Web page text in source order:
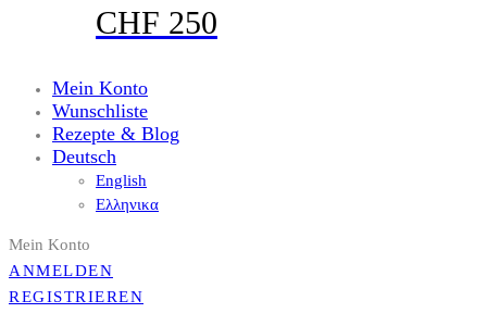
CHF 250
Mein Konto
Wunschliste
Rezepte & Blog
Deutsch
English
Ελληνικα
Mein Konto
ANMELDEN
REGISTRIEREN